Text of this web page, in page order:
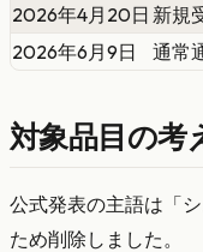
2026年4月20日 新規
2026年6月9日
通常
対象品目の考
公式発表の主語は「
ため削除しました。